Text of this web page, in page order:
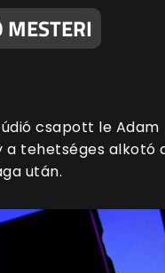
MESTERI
csapott le Adam
a tehetséges alkotó
után.